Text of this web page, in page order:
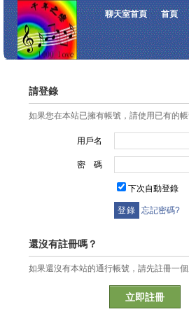
聊天室首頁 首頁
請登錄
如果您在本站已擁有帳號，請使用已有的
用戶名
密 碼
下次自動登錄
忘記密碼?
還沒有註冊嗎？
如果還沒有本站的通行帳號，請先註冊一個
立即註冊